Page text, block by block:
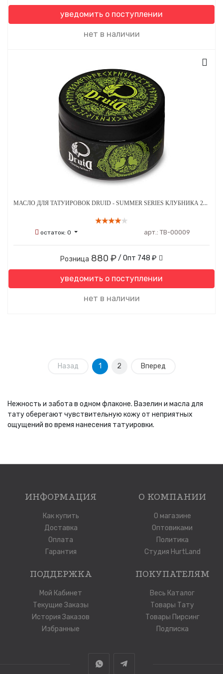
уведомить о поступлении
нет в наличии
МАСЛО ДЛЯ ТАТУИРОВОК DRUID - SUMMER SERIES КЛУБНИКА 250 МЛ
остаток: 0 арт.: ТВ-00009
Розница 880 ₽/ Опт 748 ₽
уведомить о поступлении
нет в наличии
Назад 1 2 Вперед
Нежность и забота в одном флаконе. Вазелин и масла для
тату оберегают чувствительную кожу от неприятных
ощущений во время нанесения татуировки.
ИНФОРМАЦИЯ
Как купить
Доставка
Оплата
Гарантия
О КОМПАНИИ
О магазине
Оптовиками
Политика
Студия HurtLand
ПОДДЕРЖКА
Мой Кабинет
Текущие Заказы
История Заказов
Избранные
ПОКУПАТЕЛЯМ
Весь Каталог
Товары Тату
Товары Пирсинг
Подписка